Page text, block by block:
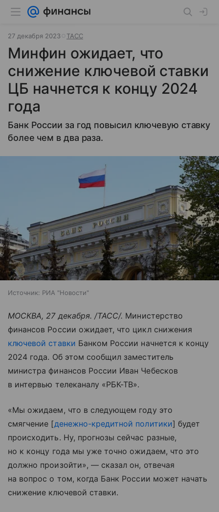
27 декабря 2023 ТАСС
Минфин ожидает, что
снижение ключевой ставки
ЦБ начнется к концу 2024
года
Банк России за год повысил ключевую ставку
более чем в два раза.
Источник: РИА "Новости"
МОСКВА, 27 декабря. /ТАСС/. Министерство
финансов России ожидает, что цикл снижения
ключевой ставки Банком России начнется к концу
2024 года. Об этом сообщил заместитель
министра финансов России Иван Чебесков
в интервью телеканалу «РБК-ТВ».
«Мы ожидаем, что в следующем году это
смягчение [денежно-кредитной политики] будет
происходить. Ну, прогнозы сейчас разные,
но к концу года мы уже точно ожидаем, что это
должно произойти», — сказал он, отвечая
на вопрос о том, когда Банк России может начать
снижение ключевой ставки.